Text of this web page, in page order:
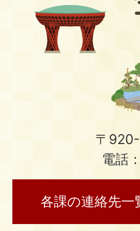
〒
電話
各課の連絡先一